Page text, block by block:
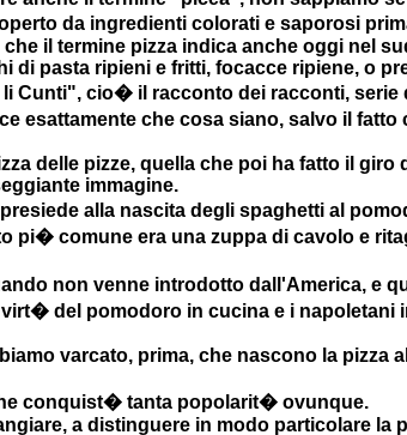
da ingredienti colorati e saporosi
il termine pizza indica anche oggi nel
di pasta ripieni e fritti, focacce ripiene, o
Cunti", cio� il racconto dei racconti, serie
esattamente che cosa siano, salvo il fatto
delle pizze, quella che poi ha fatto il giro
immagine.
alla nascita degli spaghetti al
pi� comune era una zuppa di cavolo e
non venne introdotto dall'America, e
del pomodoro in cucina e i napoletani
varcato, prima, che nascono la pizza
conquist� tanta popolarit� ovunque.
a distinguere in modo particolare la